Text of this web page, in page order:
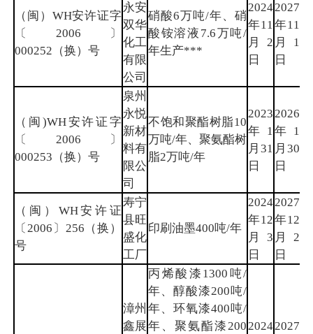
（闽）WH安许证字
〔2006〕
000252（换）号
永安
双华
化工
有限
公司
硝酸6万吨/年、硝
酸铵溶液7.6万吨/
年生产***
2024
年11
月2
日
2027
年11
月1
日
（闽)WH安许证字
〔2006〕
000253（换）号
泉州
永悦
新材
料有
限公
司
不饱和聚酯树脂10
万吨/年、聚氨酯树
脂2万吨/年
2023
年1
月31
日
2026
年1
月30
日
（闽）WH安许证
〔2006〕256（换）
号
寿宁
县旺
盛化
工厂
印刷油墨400吨/年
2024
年12
月3
日
2027
年12
月2
日
漳州
鑫展
丙烯酸漆1300吨/
年、醇酸漆200吨/
年、环氧漆400吨/
年、聚氨酯漆20020242027